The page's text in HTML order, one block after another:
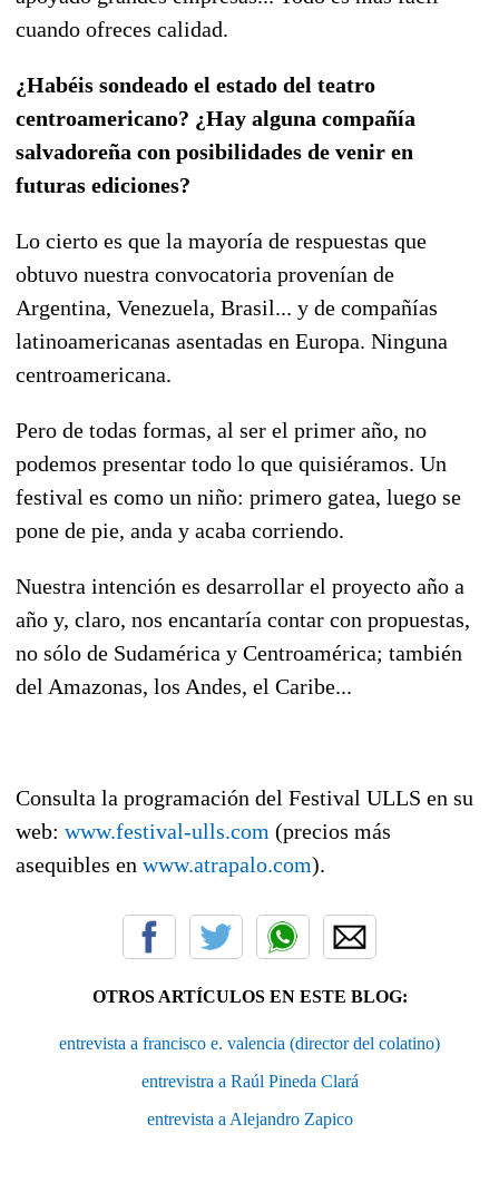
cuando ofreces calidad.
¿Habéis sondeado el estado del teatro
centroamericano? ¿Hay alguna compañía
salvadoreña con posibilidades de venir en
futuras ediciones?
Lo cierto es que la mayoría de respuestas que
obtuvo nuestra convocatoria provenían de
Argentina, Venezuela, Brasil... y de compañías
latinoamericanas asentadas en Europa. Ninguna
centroamericana.
Pero de todas formas, al ser el primer año, no
podemos presentar todo lo que quisiéramos. Un
festival es como un niño: primero gatea, luego se
pone de pie, anda y acaba corriendo.
Nuestra intención es desarrollar el proyecto año a
año y, claro, nos encantaría contar con propuestas,
no sólo de Sudamérica y Centroamérica; también
del Amazonas, los Andes, el Caribe...
Consulta la programación del Festival ULLS en su
web: www.festival-ulls.com (precios más
asequibles en www.atrapalo.com).
OTROS ARTÍCULOS EN ESTE BLOG:
entrevista a francisco e. valencia (director del colatino)
entrevistra a Raúl Pineda Clará
entrevista a Alejandro Zapico